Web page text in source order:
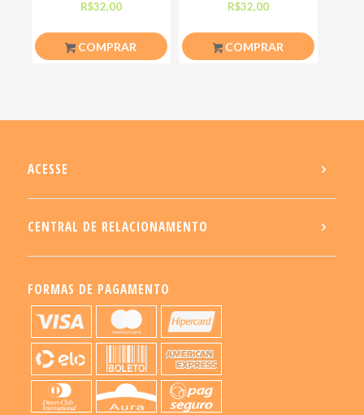
não fala, os olhos
R$32,00
COMPRAR
amanhã o foda-se que
R$32,00
COMPRAR
ACESSE
CENTRAL DE RELACIONAMENTO
FORMAS DE PAGAMENTO